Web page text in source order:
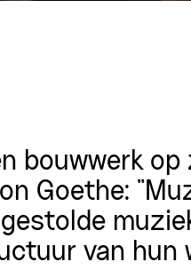
bouwwerk op
Goethe:
van hun